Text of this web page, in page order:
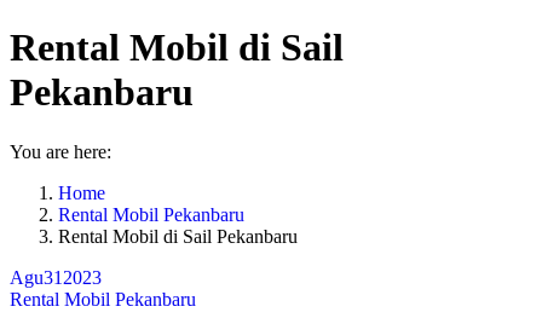
Rental Mobil di Sail
Pekanbaru
You are here:
Home
Rental Mobil Pekanbaru
Rental Mobil di Sail Pekanbaru
Agu31 2023
Rental Mobil Pekanbaru